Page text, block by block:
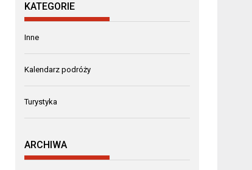
KATEGORIE
Inne
Kalendarz podróży
Turystyka
ARCHIWA